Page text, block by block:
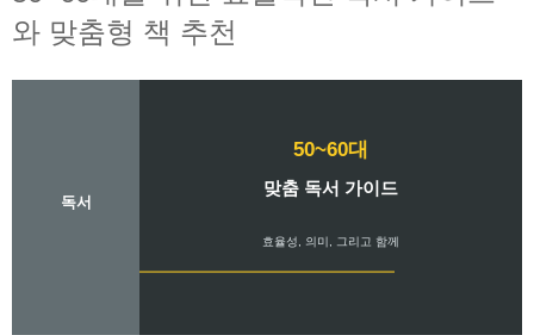
와 맞춤형 책 추천
독서
50~60대
맞춤 독서 가이드
효율성, 의미, 그리고 함께